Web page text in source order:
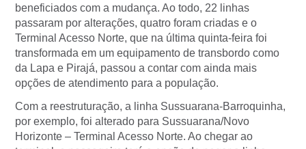
beneficiados com a mudança. Ao todo, 22 linhas
passaram por alterações, quatro foram criadas e o
Terminal Acesso Norte, que na última quinta-feira foi
transformada em um equipamento de transbordo como
da Lapa e Pirajá, passou a contar com ainda mais
opções de atendimento para a população.
Com a reestruturação, a linha Sussuarana-Barroquinha,
por exemplo, foi alterado para Sussuarana/Novo
Horizonte – Terminal Acesso Norte. Ao chegar ao